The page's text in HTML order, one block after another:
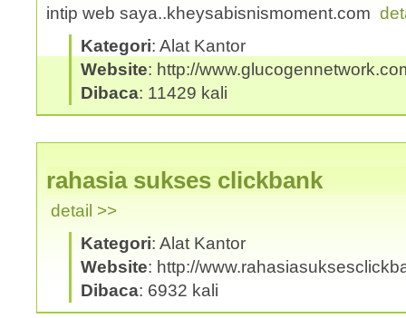
intip web saya..kheysabisnismoment.com
Kategori: Alat Kantor
Website: http://
Dibaca: 11429 kali
rahasia sukses clickbank
detail >>
Kategori: Alat Kantor
Website: http://
Dibaca: 6932 kali